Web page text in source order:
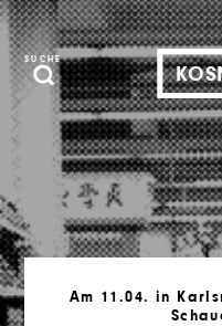
SUCHE
Am 11.04. in